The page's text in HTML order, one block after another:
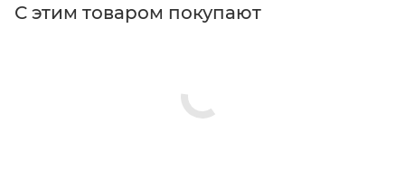
С этим товаром покупают